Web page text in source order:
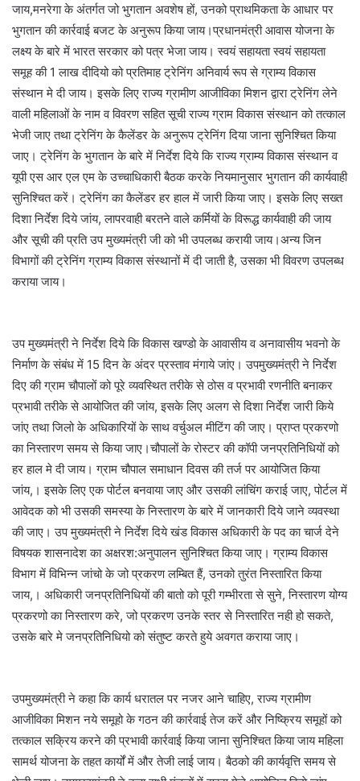
जाय,मनरेगा के अंतर्गत जो भुगतान अवशेष हों, उनको प्राथमिकता के आधार पर
भुगतान की कार्रवाई बजट के अनुरूप किया जाय।प्रधानमंत्री आवास योजना के
लक्ष्य के बारे में भारत सरकार को पत्र भेजा जाय। स्वयं सहायता स्वयं सहायता
समूह की 1 लाख दीदियो को प्रतिमाह ट्रेनिंग अनिवार्य रूप से ग्राम्य विकास
संस्थान मे दी जाय। इसके लिए राज्य ग्रामीण आजीविका मिशन द्वारा ट्रेनिंग लेने
वाली महिलाओं के नाम व विवरण सहित सूची राज्य ग्राम विकास संस्थान को तत्काल
भेजी जाए तथा ट्रेनिंग के कैलेंडर के अनुरूप ट्रेनिंग दिया जाना सुनिश्चित किया
जाए। ट्रेनिंग के भुगतान के बारे में निर्देश दिये कि राज्य ग्राम्य विकास संस्थान व
यूपी एस आर एल एम के उच्चाधिकारी बैठक करके नियमानुसार भुगतान की कार्यवाही
सुनिश्चित करें। ट्रेनिंग का कैलेंडर हर हाल में जारी किया जाए। इसके लिए सख्त
दिशा निर्देश दिये जांय, लापरवाही बरतने वाले कर्मियों के विरूद्ध कार्यवाही की जाय
और सूची की प्रति उप मुख्यमंत्री जी को भी उपलब्ध करायी जाय।अन्य जिन
विभागों की ट्रेनिंग ग्राम्य विकास संस्थानों में दी जाती है, उसका भी विवरण उपलब्ध
कराया जाय।
उप मुख्यमंत्री ने निर्देश दिये कि विकास खण्डो के आवासीय व अनावासीय भवनो के
निर्माण के संबंध में 15 दिन के अंदर प्रस्ताव मंगाये जांए। उपमुख्यमंत्री ने निर्देश
दिए की ग्राम चौपालों को पूरे व्यवस्थित तरीके से ठोस व प्रभावी रणनीति बनाकर
प्रभावी तरीके से आयोजित की जांय, इसके लिए अलग से दिशा निर्देश जारी किये
जांए तथा जिलो के अधिकारियों के साथ वर्चुअल मीटिंग की जाए। प्राप्त प्रकरणो
का निस्तारण समय से किया जाए।चौपालों के रोस्टर की कॉपी जनप्रतिनिधियों को
हर हाल मे दी जाय। ग्राम चौपाल समाधान दिवस की तर्ज पर आयोजित किया
जांय,। इसके लिए एक पोर्टल बनवाया जाए और उसकी लांचिंग कराई जाए, पोर्टल में
आवेदक को भी उसकी समस्या के निस्तारण के बारे में जानकारी दिये जाने व्यवस्था
की जाए। उप मुख्यमंत्री ने निर्देश दिये खंड विकास अधिकारी के पद का चार्ज देने
विषयक शासनादेश का अक्षरश:अनुपालन सुनिश्चित किया जाए। ग्राम्य विकास
विभाग में विभिन्न जांचो के जो प्रकरण लम्बित हैं, उनको तुरंत निस्तारित किया
जाय,। अधिकारी जनप्रतिनिधियों की बातो को पूरी गम्भीरता से सुने, निस्तारण योग्य
प्रकरणो का निस्तारण करे, जो प्रकरण उनके स्तर से निस्तारित नही हो सकते,
उसके बारे मे जनप्रतिनिधियो को संतुष्ट करते हुये अवगत कराया जाए।
उपमुख्यमंत्री ने कहा कि कार्य धरातल पर नजर आने चाहिए, राज्य ग्रामीण
आजीविका मिशन नये समूहो के गठन की कार्रवाई तेज करें और निष्क्रिय समूहों को
तत्काल सक्रिय करने की प्रभावी कार्रवाई किया जाना सुनिश्चित किया जाय महिला
सामर्थ योजना के तहत कार्यों में और तेजी लाई जाय। बैठको की कार्यवृत्ति समय से